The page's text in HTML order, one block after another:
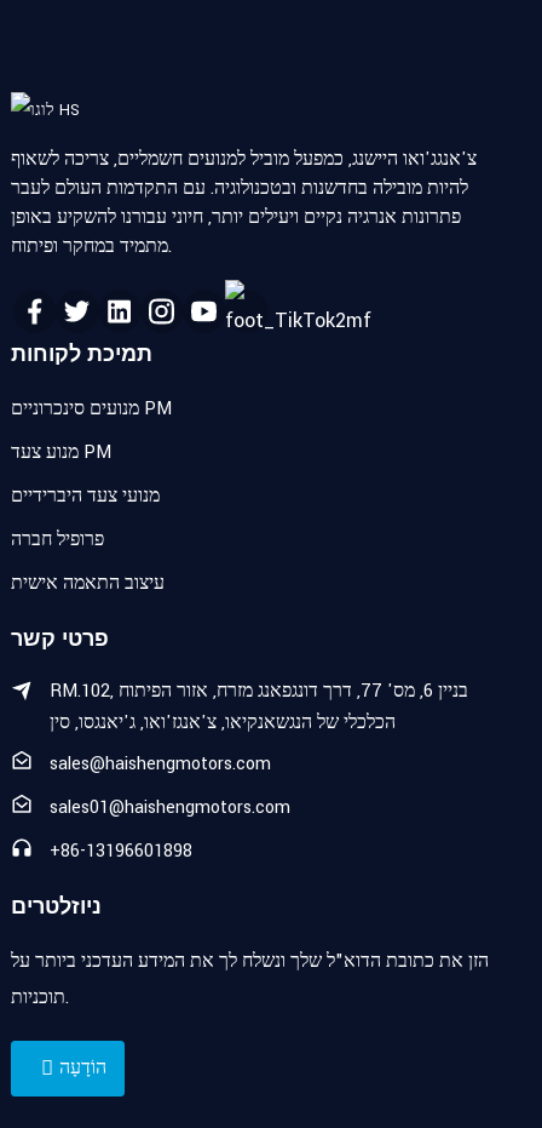
צ'אנגג'ואו היישנג, כמפעל מוביל למנועים חשמליים, צריכה לשאוף
להיות מובילה בחדשנות ובטכנולוגיה. עם התקדמות העולם לעבר
פתרונות אנרגיה נקיים ויעילים יותר, חיוני עבורנו להשקיע באופן
מתמיד במחקר ופיתוח.
תמיכת לקוחות
מנועים סינכרוניים PM
מנוע צעד PM
מנועי צעד היברידיים
פרופיל חברה
עיצוב התאמה אישית
פרטי קשר
RM.102, בניין 6, מס' 77, דרך דונגפאנג ​​מזרח, אזור הפיתוח
הכלכלי של הנגשאנקיאו, צ'אנגז'ואו, ג'יאנגסו, סין
sales@haishengmotors.com
sales01@haishengmotors.com
+86-13196601898
ניוזלטרים
הזן את כתובת הדוא"ל שלך ונשלח לך את המידע העדכני ביותר על
תוכניות.
הוֹדָעָה